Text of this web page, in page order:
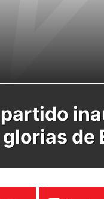
partido
de